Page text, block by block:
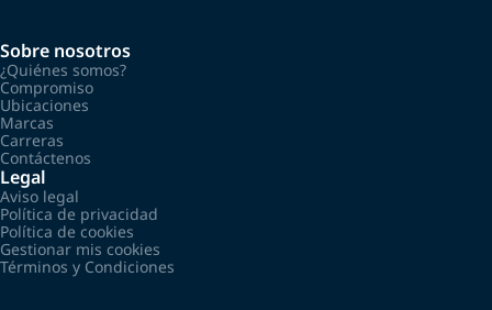
Sobre nosotros
¿Quiénes somos?
Compromiso
Ubicaciones
Marcas
Carreras
Contáctenos
Legal
Aviso legal
Política de privacidad
Política de cookies
Gestionar mis cookies
Términos y Condiciones